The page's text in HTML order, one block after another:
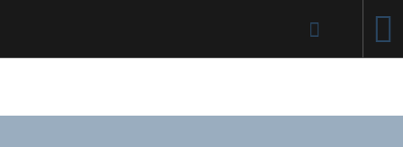
Zum
Inhalt
springen